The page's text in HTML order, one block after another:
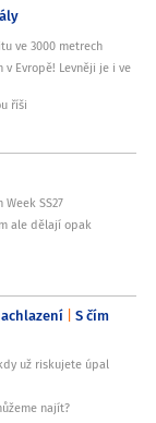
ve 3000 metrech
Evropě! Levněji je i ve
říši
SS27
ale dělají opak
S čím
už riskujete úpal
najít?